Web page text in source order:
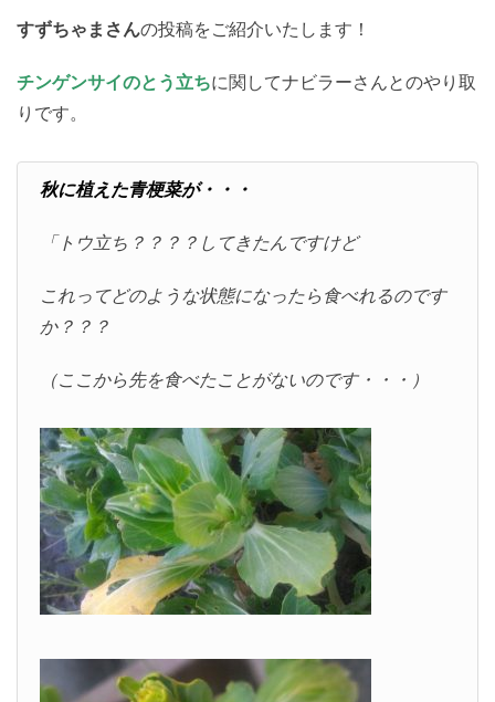
すずちゃまさんの投稿をご紹介いたします！
チンゲンサイのとう立ちに関してナビラーさんとのやり取
りです。
秋に植えた青梗菜が・・・
「トウ立ち？？？？してきたんですけど
これってどのような状態になったら食べれるのです
か？？？
（ここから先を食べたことがないのです・・・）